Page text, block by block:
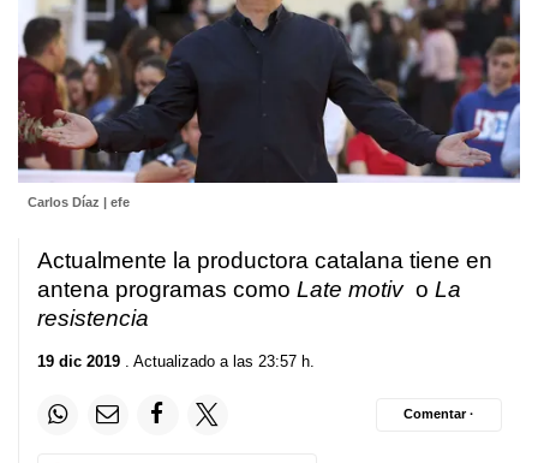
Carlos Díaz | efe
Actualmente la productora catalana tiene en
antena programas como Late motivo La
resistencia
19 dic 2019 . Actualizado a las 23:57 h.
Comentar ·